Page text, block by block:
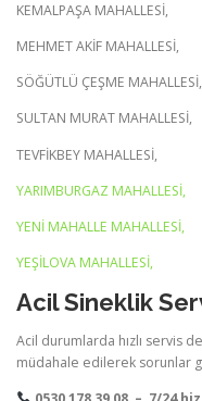
KEMALPAŞA MAHALLESİ,
MEHMET AKİF MAHALLESİ,
SÖĞÜTLÜ ÇEŞME MAHALLESİ,
SULTAN MURAT MAHALLESİ,
TEVFİKBEY MAHALLESİ,
YARIMBURGAZ MAHALLESİ,
YENİ MAHALLE MAHALLESİ,
YEŞİLOVA MAHALLESİ,
Acil Sineklik
Acil durumlarda hızlı servis
müdahale edilerek sorunlar